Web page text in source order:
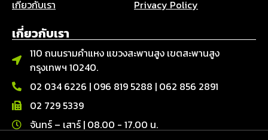
เกี่ยวกับเรา
Privacy Policy
เกี่ยวกับเรา
110 ถนนรามคำแหง แขวงสะพานสูง เขตสะพานสูง
กรุงเทพฯ 10240.
02 034 6226 | 096 819 5288 | 062 856 2891
02 729 5339
จันทร์ – เสาร์ | 08.00 - 17.00 น.